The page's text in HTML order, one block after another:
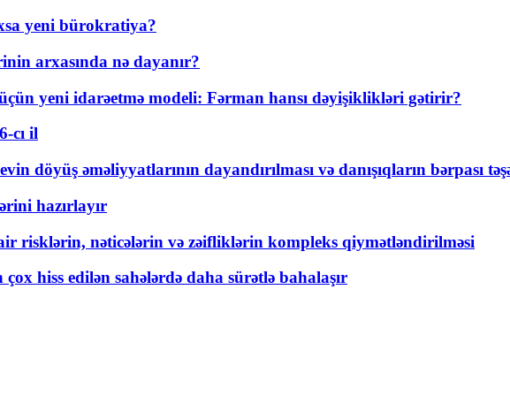
yeni bürokratiya?
arxasında nə dayanır?
yeni idarəetmə modeli: Fərman hansı dəyişiklikləri gətirir?
cı il
döyüş əməliyyatlarının dayandırılması və danışıqların bərpası
hazırlayır
risklərin, nəticələrin və zəifliklərin kompleks qiymətləndirilməsi
hiss edilən sahələrdə daha sürətlə bahalaşır